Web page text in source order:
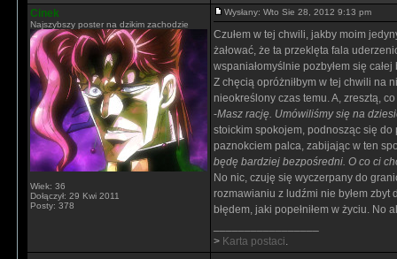
Cinek
Najszybszy poster na dzikim zachodzie
Wiek: 36
Dołączył: 29 Kwi 2011
Posty: 378
Wysłany: Wto Sie 28, 2012 9:13 pm
Czułem w tej chwili, jakby moim
żałować, że ta przeklęta fala
wspaniałomyślnie pozbyłem się
Z chęcią opróżniłbym w tej chwili na
nieokreślony czas temu. A, zresztą,
-Masz rację. Umówiliśmy się na
stoickim spokojem, podnosząc się do
paznokciem palca, zabijając w ten
będę bardziej bezpośredni. O co ci
No nic, czuję się wyczerpany do
rozmawianiu z ludźmi nie byłem zbyt
błędem, jaki popełniłem w życiu.
> Karta postaci.